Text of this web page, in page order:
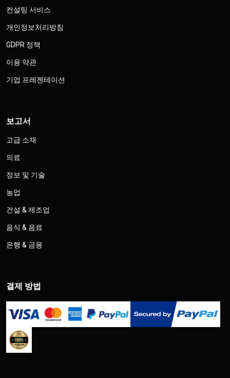
컨설팅 서비스
개인정보처리방침
GDPR 정책
이용 약관
기업 프레젠테이션
보고서
고급 소재
의료
정보 및 기술
농업
건설 & 제조업
음식 & 음료
은행 & 금융
결제 방법